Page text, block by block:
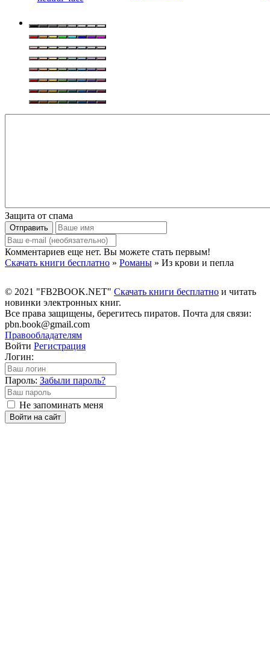
Защита от спама
Отправить
Комментариев еще нет. Вы можете стать первым!
Скачать книги бесплатно » Романы » Из крови и пепла
© 2021 "FB2BOOK.NET" Скачать книги бесплатно и читать
новинки электронных книг.
Все права защищены, берегитесь пиратов. Почта для связи:
pbn.book@gmail.com
Правообладателям
Войти Регистрация
Логин:
Пароль: Забыли пароль?
Не запоминать меня
Войти на сайт